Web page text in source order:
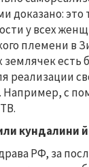
доказано:
у всех
племени в
землячек есть
реализации
Например, с
кундалини
РФ, за